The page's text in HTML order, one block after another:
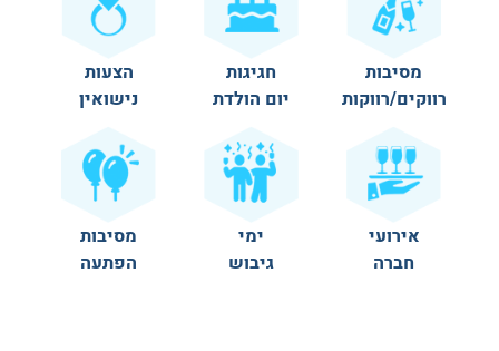
מסיבות
רווקים/רווקות
חגיגות
יום הולדת
הצעות
נישואין
אירועי
חברה
ימי
גיבוש
מסיבות
הפתעה